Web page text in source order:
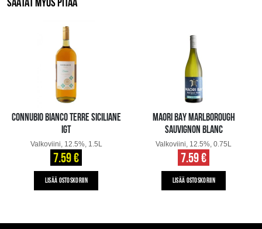
SAATAT MYÖS PITÄÄ
CONNUBIO BIANCO TERRE SICILIANE
IGT
Valkoviini, 12.5%, 1.5L
7.59 €
LISÄÄ OSTOSKORIIN
MAORI BAY MARLBOROUGH
SAUVIGNON BLANC
Valkoviini, 12.5%, 0.75L
7.59 €
LISÄÄ OSTOSKORIIN